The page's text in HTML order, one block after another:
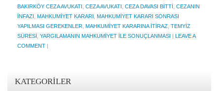
İhbar Tazminatı Hesaplama
Kıdem Tazminatı Hesaplama
Fazla Mesai Hesaplama
BAKIRKÖY CEZA AVUKATI CEZA AVUKATI CEZA DAVASI BITTI CEZANIN
INFAZI MAHKUMIYET KARARI MAHKUMIYET KARARI SONRASI
YAPILMASI GEREKENLER MAHKUMIYET KARARINA ITIRAZ TEMYIZ
SÜRESI YARGILAMANIN MAHKUMIYET ILE SONUÇLANMASI | LEAVE A
COMMENT |
KATEGORILER